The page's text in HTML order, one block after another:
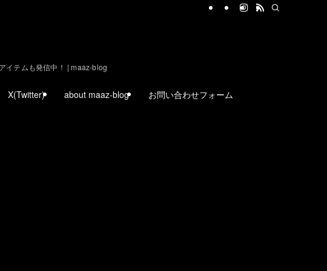
イテムも発信中！ | maaz-blog
X(Twitter) about maaz-blog お問い合わせフォーム